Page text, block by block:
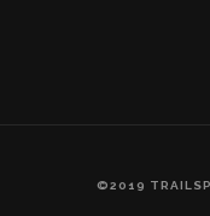
©2019